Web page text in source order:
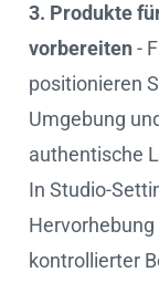
3. Produkte
vorbereiten-
positionieren
Umgebung
authentische
In Studio-
kontrollierter